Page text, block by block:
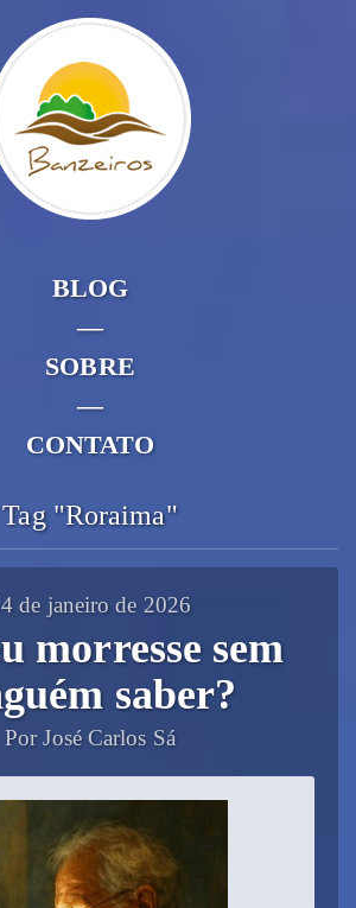
BLOG
—
SOBRE
—
CONTATO
Tag "Roraima"
de janeiro de 2026
morresse sem
saber?
Por José Carlos Sá